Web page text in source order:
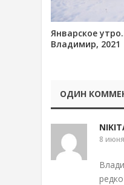
Январское
Владимир, 2021
ОДИН
8